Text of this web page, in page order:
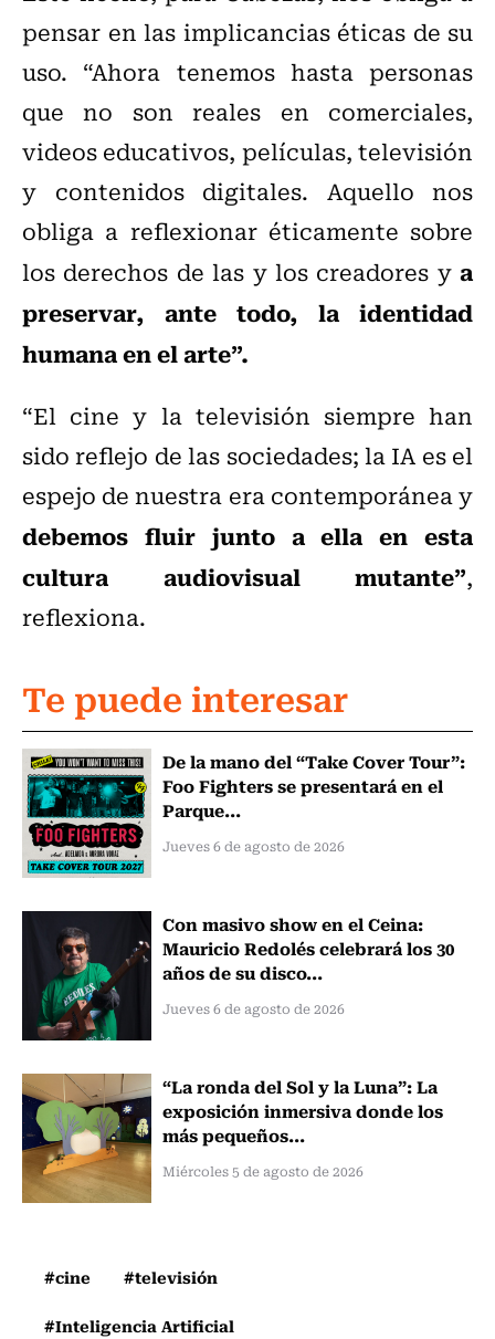
pensar en las implicancias éticas de su
uso. “Ahora tenemos hasta personas
que no son reales en comerciales,
videos educativos, películas, televisión
y contenidos digitales. Aquello nos
obliga a reflexionar éticamente sobre
los derechos de las y los creadores ya
preservar, ante todo, la identidad
humana en el arte”.
“El cine y la televisión siempre han
sido reflejo de las sociedades; la IA es el
espejo de nuestra era contemporánea y
debemos fluir junto a ella en esta
cultura audiovisual mutante”,
reflexiona.
Te puede interesar
De la mano del “Take Cover Tour”:
Foo Fighters se presentará en el
Parque...
Jueves 6 de agosto de 2026
Con masivo show en el Ceina:
Mauricio Redolés celebrará los 30
años de su disco...
Jueves 6 de agosto de 2026
“La ronda del Sol y la Luna”: La
exposición inmersiva donde los
más pequeños...
Miércoles 5 de agosto de 2026
#cine
#televisión
#Inteligencia Artificial